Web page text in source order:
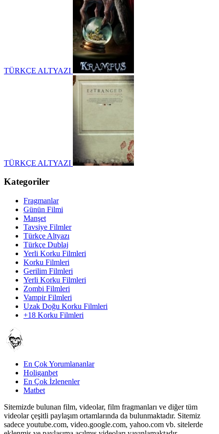
TÜRKÇE ALTYAZI
TÜRKÇE ALTYAZI
Kategoriler
Fragmanlar
Günün Filmi
Manşet
Tavsiye Filmler
Türkçe Altyazı
Türkçe Dublaj
Yerli Korku Filmleri
Korku Filmleri
Gerilim Filmleri
Yerli Korku Filmleri
Zombi Filmleri
Vampir Filmleri
Uzak Doğu Korku Filmleri
+18 Korku Filmleri
En Çok Yorumlananlar
Holiganbet
En Çok İzlenenler
Matbet
Sitemizde bulunan film, videolar, film fragmanları ve diğer tüm
videolar çeşitli paylaşım ortamlarında da bulunmaktadır. Sitemiz
sadece youtube.com, video.google.com, yahoo.com vb. sitelerde